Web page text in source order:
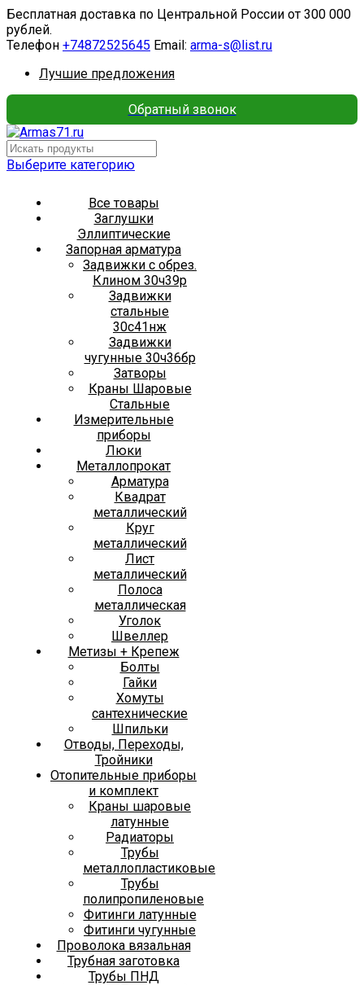
Бесплатная доставка по Центральной России от 300 000
рублей.
Телефон +74872525645 Email: arma-s@list.ru
Лучшие предложения
Обратный звонок
Выберите категорию
Все товары
Заглушки
Эллиптические
Запорная арматура
Задвижки с обрез.
Клином 30ч39р
Задвижки
стальные
30с41нж
Задвижки
чугунные 30ч36бр
Затворы
Краны Шаровые
Стальные
Измерительные
приборы
Люки
Металлопрокат
Арматура
Квадрат
металлический
Круг
металлический
Лист
металлический
Полоса
металлическая
Уголок
Швеллер
Метизы + Крепеж
Болты
Гайки
Хомуты
сантехнические
Шпильки
Отводы, Переходы,
Тройники
Отопительные приборы
и комплект
Краны шаровые
латунные
Радиаторы
Трубы
металлопластиковые
Трубы
полипропиленовые
Фитинги латунные
Фитинги чугунные
Проволока вязальная
Трубная заготовка
Трубы ПНД